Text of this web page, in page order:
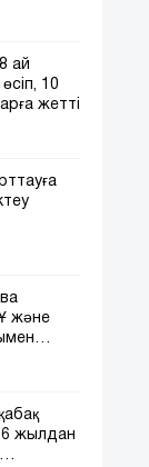
ай
10
жетті
және
6 жылдан